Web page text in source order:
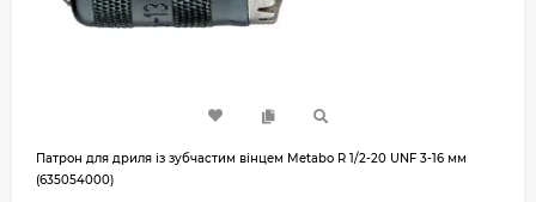
Патрон для дриля із зубчастим вінцем Metabo R 1/2-20 UNF 3-16 мм
(635054000)